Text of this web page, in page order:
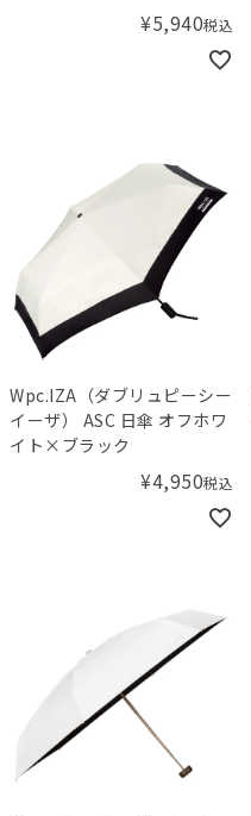
¥5,940税込
Wpc.IZA（ダブリュピーシー
イーザ） ASC 日傘 オフホワ
イト×ブラック
¥4,950税込